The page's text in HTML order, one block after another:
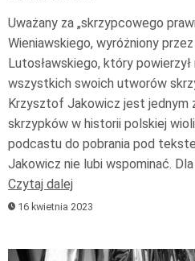
Uważany za „skrzypcowego
Wieniawskiego, wyróżniony
Lutosławskiego, który
wszystkich swoich utworów
Krzysztof Jakowicz jest jednym
skrzypków w historii polskiej
podcastu do pobrania pod
Jakowicz nie lubi wspominać.
Czytaj dalej
16 kwietnia 2023